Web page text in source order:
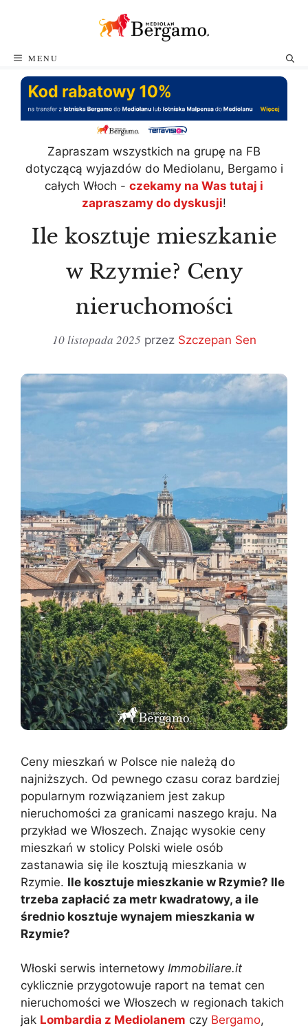
MENU
Zapraszam wszystkich na grupę na FB
dotyczącą wyjazdów do Mediolanu, Bergamo i
całych Włoch - czekamy na Was tutaj i
zapraszamy do dyskusji!
Ile kosztuje mieszkanie
w Rzymie? Ceny
nieruchomości
10 listopada 2025 przez Szczepan Sen
Ceny mieszkań w Polsce nie należą do
najniższych. Od pewnego czasu coraz bardziej
popularnym rozwiązaniem jest zakup
nieruchomości za granicami naszego kraju. Na
przykład we Włoszech. Znając wysokie ceny
mieszkań w stolicy Polski wiele osób
zastanawia się ile kosztują mieszkania w
Rzymie. Ile kosztuje mieszkanie w Rzymie? Ile
trzeba zapłacić za metr kwadratowy, a ile
średnio kosztuje wynajem mieszkania w
Rzymie?
Włoski serwis internetowy Immobiliare.it
cyklicznie przygotowuje raport na temat cen
nieruchomości we Włoszech w regionach takich
jak Lombardia z Mediolanem czy Bergamo,